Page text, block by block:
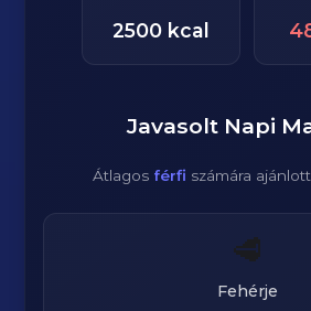
2500 kcal
Javasolt Napi
Átlagos férfi számára
🥩
Fehérje